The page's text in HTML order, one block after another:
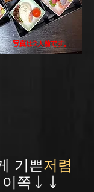
​写真は2人前です。
기쁜저렴
이쪽↓↓